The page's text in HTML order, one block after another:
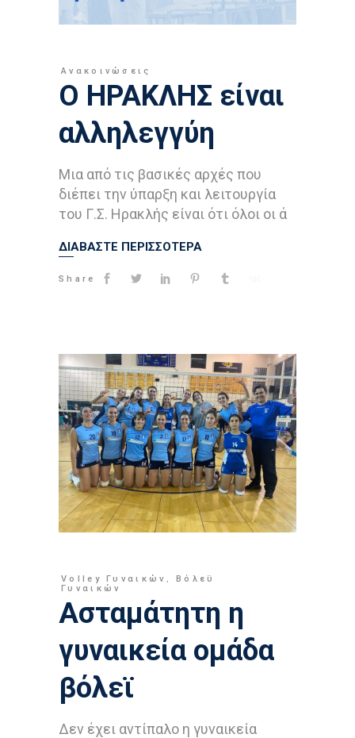
Ανακοινώσεις
Ο ΗΡΑΚΛΗΣ είναι
αλληλεγγύη
Μια από τις βασικές αρχές που
διέπει την ύπαρξη και λειτουργία
του Γ.Σ. Ηρακλής είναι ότι όλοι οι ά
ΔΙΑΒΑΣΤΕ ΠΕΡΙΣΣΟΤΕΡΑ
Share
Volley Γυναικών ,Βόλεϋ
Γυναικών
Aσταμάτητη η
γυναικεία ομάδα
βόλεϊ
Δεν έχει αντίπαλο η γυναικεία